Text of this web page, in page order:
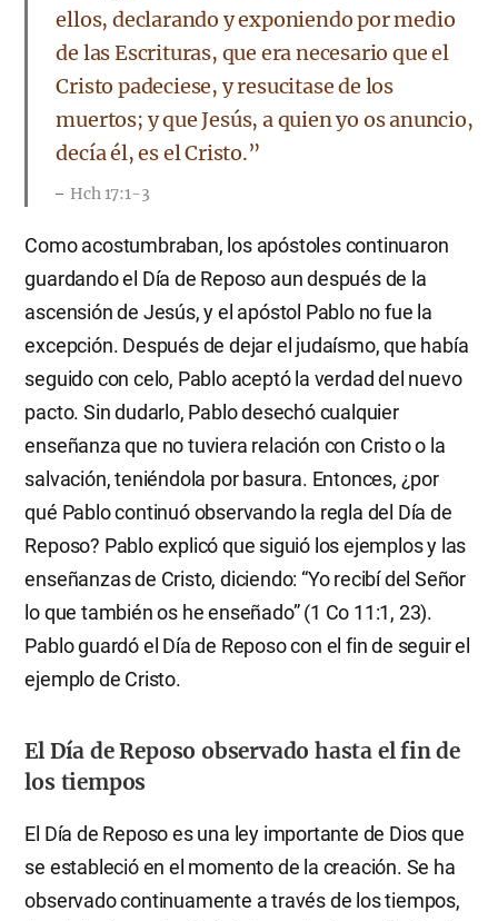
ellos, declarando y exponiendo por medio
de las Escrituras, que era necesario que el
Cristo padeciese, y resucitase de los
muertos; y que Jesús, a quien yo os anuncio,
decía él, es el Cristo.”
Hch 17:1-3
Como acostumbraban, los apóstoles continuaron
guardando el Día de Reposo aun después de la
ascensión de Jesús, y el apóstol Pablo no fue la
excepción. Después de dejar el judaísmo, que había
seguido con celo, Pablo aceptó la verdad del nuevo
pacto. Sin dudarlo, Pablo desechó cualquier
enseñanza que no tuviera relación con Cristo o la
salvación, teniéndola por basura. Entonces, ¿por
qué Pablo continuó observando la regla del Día de
Reposo? Pablo explicó que siguió los ejemplos y las
enseñanzas de Cristo, diciendo: “Yo recibí del Señor
lo que también os he enseñado” (1 Co 11:1, 23).
Pablo guardó el Día de Reposo con el fin de seguir el
ejemplo de Cristo.
El Día de Reposo observado hasta el fin de
los tiempos
El Día de Reposo es una ley importante de Dios que
se estableció en el momento de la creación. Se ha
observado continuamente a través de los tiempos,